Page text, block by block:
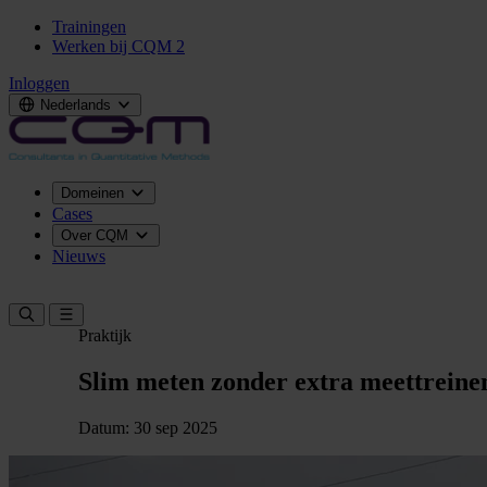
Trainingen
Werken bij CQM 2
Inloggen
Nederlands
Domeinen
Cases
Over CQM
Nieuws
Praktijk
Slim meten zonder extra
Datum: 30 sep 2025